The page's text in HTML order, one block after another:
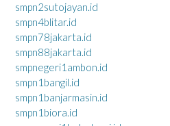
smpn2sutojayan.id
smpn4blitar.id
smpn78jakarta.id
smpn88jakarta.id
smpnegeri1ambon.id
smpn1bangil.id
smpn1banjarmasin.id
smpn1biora.id